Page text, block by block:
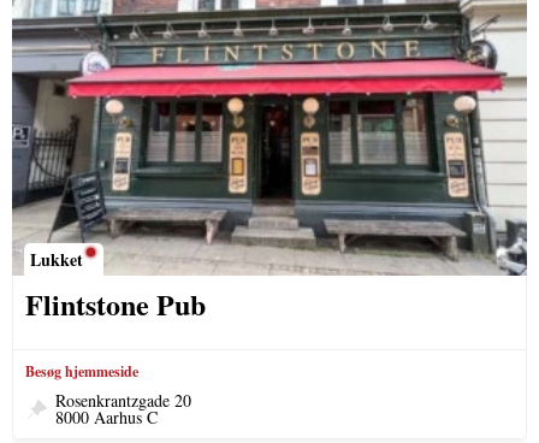
Lukket
Flintstone Pub
Besøg hjemmeside
Rosenkrantzgade 20
8000 Aarhus C